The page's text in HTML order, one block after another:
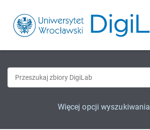
Więcej opcji wyszukiwania